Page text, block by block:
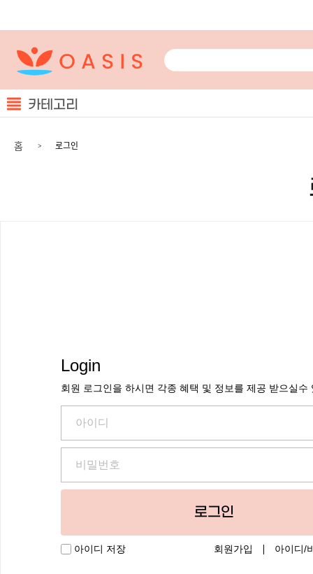
카테고리
홈 로그인
Login
회원 로그인을 하시면 각종 혜택 및 정보를 제공 받으실수
로그인
아이디 저장 회원가입 아이디/